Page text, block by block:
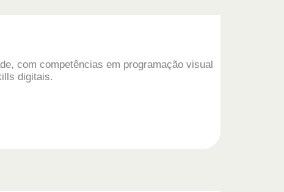
com competências em programação visual
digitais.